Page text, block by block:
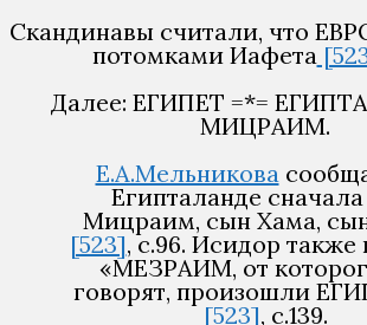
Скандинавы считали, что
потомками Иафета
Далее: ЕГИПЕТ =*=
МИЦРАИМ.
Е.А.Мельникова
Египталанде
Мицраим, сын Хама,
[523], с.96. Исидор также
«МЕЗРАИМ, от
говорят, произошли
[523], с.139.